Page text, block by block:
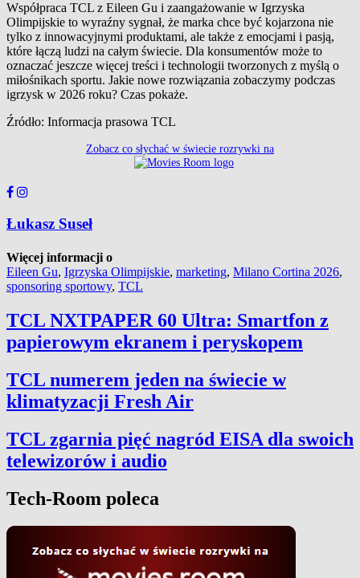
Współpraca TCL z Eileen Gu i zaangażowanie w Igrzyska
Olimpijskie to wyraźny sygnał, że marka chce być kojarzona nie
tylko z innowacyjnymi produktami, ale także z emocjami i pasją,
które łączą ludzi na całym świecie. Dla konsumentów może to
oznaczać jeszcze więcej treści i technologii tworzonych z myślą o
miłośnikach sportu. Jakie nowe rozwiązania zobaczymy podczas
igrzysk w 2026 roku? Czas pokaże.
Źródło: Informacja prasowa TCL
Zobacz co słychać w świecie rozrywki na
Łukasz Suseł
Więcej informacji o
Eileen Gu, Igrzyska Olimpijskie, marketing, Milano Cortina 2026,
sponsoring sportowy, TCL
TCL NXTPAPER 60 Ultra: Smartfon z
papierowym ekranem i peryskopem
TCL numerem jeden na świecie w
klimatyzacji Fresh Air
TCL zgarnia pięć nagród EISA dla swoich
telewizorów i audio
Tech-Room poleca